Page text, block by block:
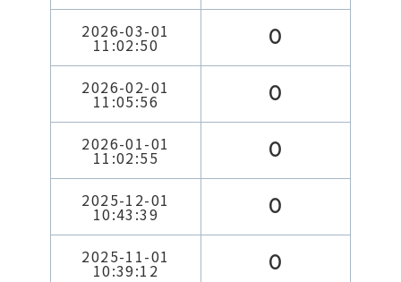
2026-03-01
11:02:50 0
2026-02-01
11:05:56 0
2026-01-01
11:02:55 0
2025-12-01
10:43:39 0
2025-11-01
10:39:12 0